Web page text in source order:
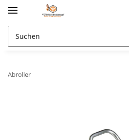
Abroller